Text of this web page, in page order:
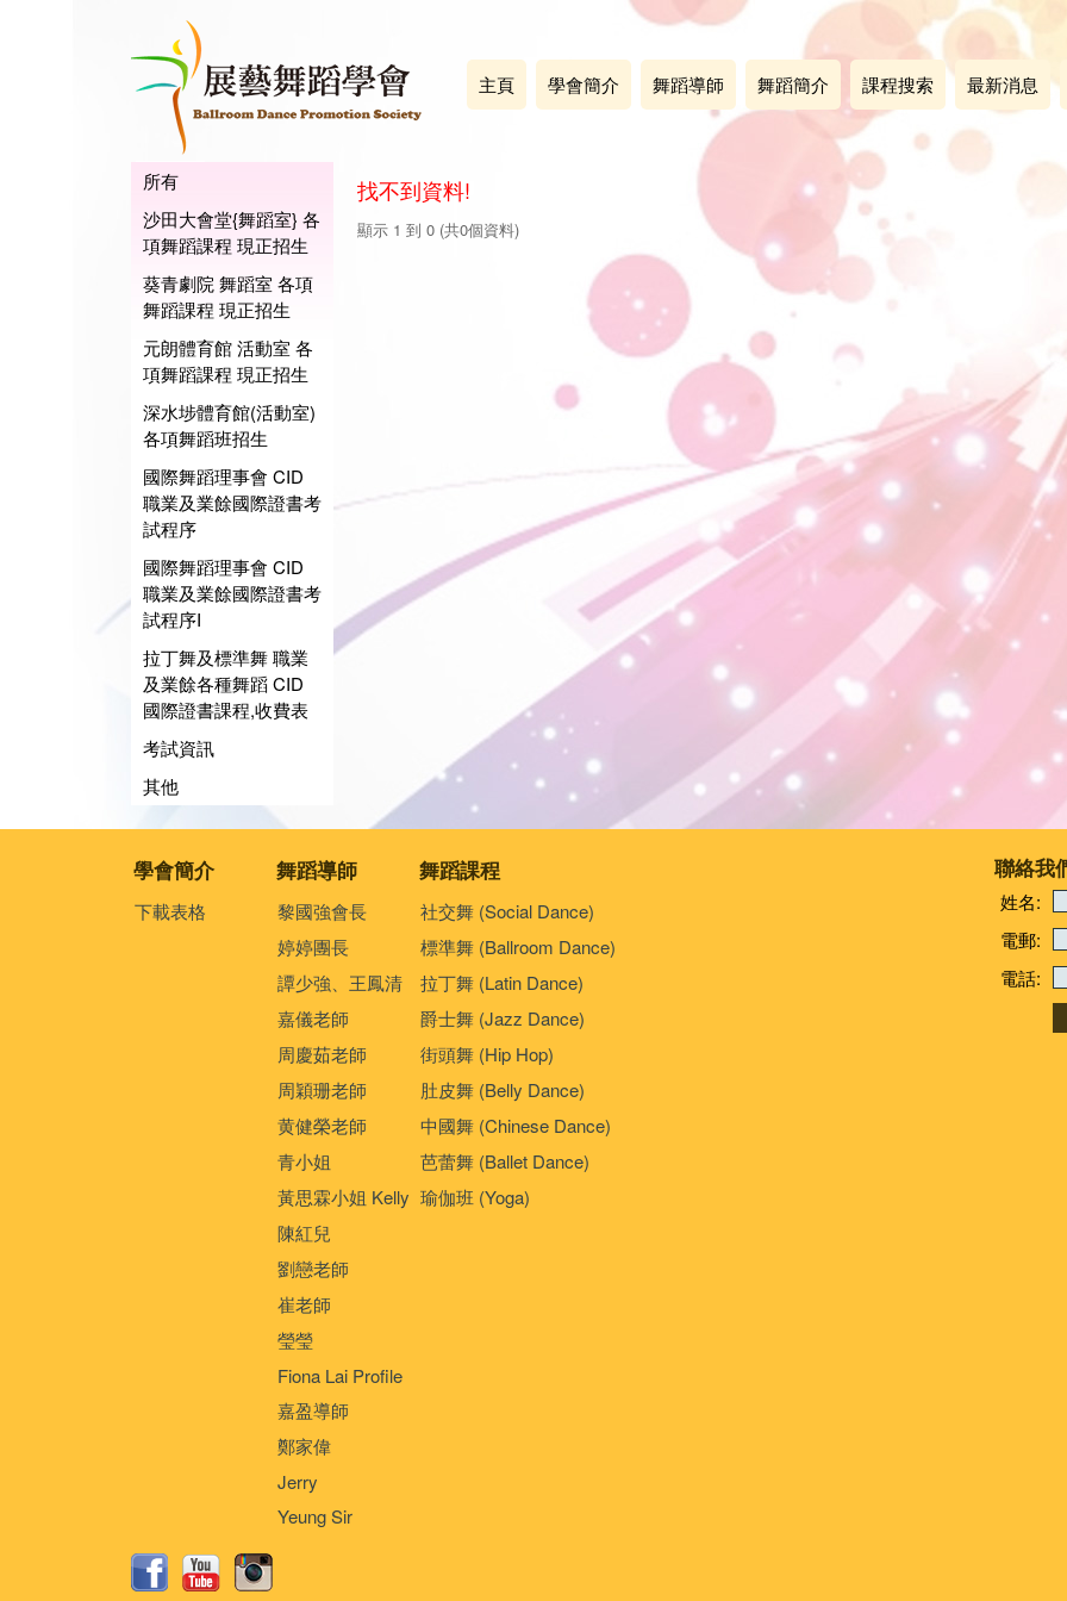
主頁 學會簡介 舞蹈導師 舞蹈簡介 課程搜索 最新消息
所有
沙田大會堂{舞蹈室} 各
項舞蹈課程 現正招生
葵青劇院 舞蹈室 各項
舞蹈課程 現正招生
元朗體育館 活動室 各
項舞蹈課程 現正招生
深水埗體育館(活動室)
各項舞蹈班招生
國際舞蹈理事會 CID
職業及業餘國際證書考
試程序
國際舞蹈理事會 CID
職業及業餘國際證書考
試程序I
拉丁舞及標準舞 職業
及業餘各種舞蹈 CID
國際證書課程,收費表
考試資訊
其他
找不到資料!
顯示 1 到 0 (共0個資料)
學會簡介 舞蹈導師 舞蹈課程
下載表格
黎國強會長
婷婷團長
譚少強、王鳳清
嘉儀老師
周慶茹老師
周穎珊老師
黄健榮老師
青小姐
黃思霖小姐 Kelly
陳紅兒
劉戀老師
崔老師
瑩瑩
Fiona Lai Profile
嘉盈導師
鄭家偉
Jerry
Yeung Sir
社交舞 (Social Dance)
標準舞 (Ballroom Dance)
拉丁舞 (Latin Dance)
爵士舞 (Jazz Dance)
街頭舞 (Hip Hop)
肚皮舞 (Belly Dance)
中國舞 (Chinese Dance)
芭蕾舞 (Ballet Dance)
瑜伽班 (Yoga)
聯絡我
姓名:
電郵:
電話: